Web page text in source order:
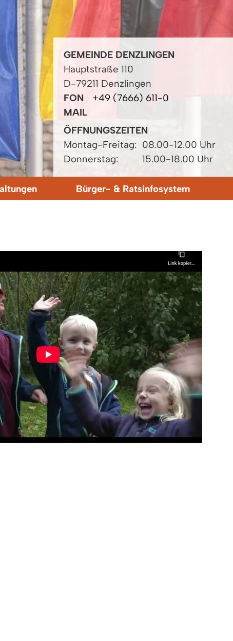
GEMEINDE DENZLINGEN
Hauptstraße 110
D-79211 Denzlingen
FON
+49 (7666) 611-0
MAIL
ÖFFNUNGSZEITEN
Montag-Freitag: 08.00-12.00 Uhr
Donnerstag:
15.00-18.00 Uhr
Bürger- & Ratsinfosystem